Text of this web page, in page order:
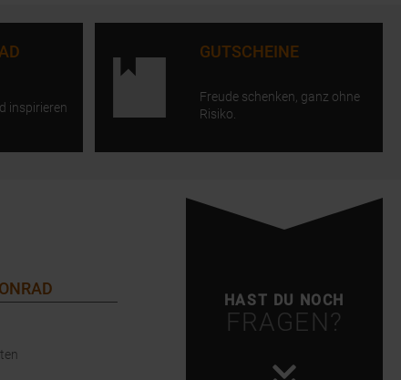
inspirieren
GUTSCHEINE
Freude schenken, ganz ohne
Risiko.
HAST DU NOCH
FRAGEN?